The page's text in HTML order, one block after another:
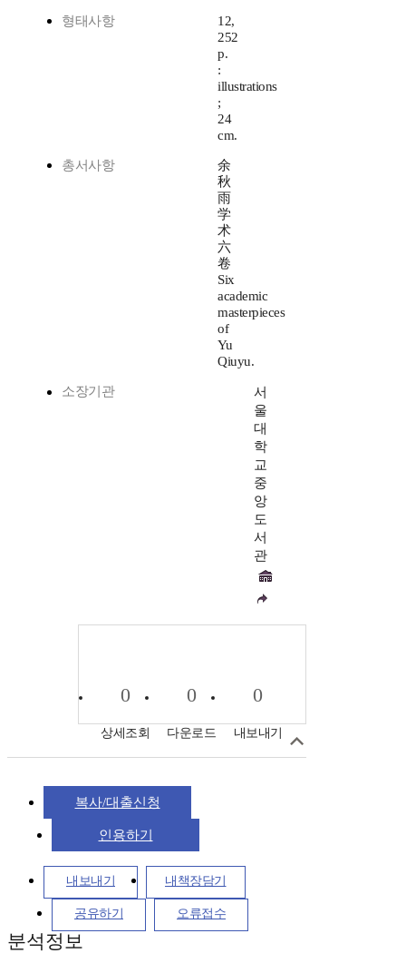
형태사항
12,
252
p.
:
illustrations
;
24
cm.
총서사항
余
秋
雨
学
术
六
卷
Six
academic
masterpieces
of
Yu
Qiuyu.
소장기관
서
울
대
학
교
중
앙
도
서
관
0
상세조회
0
다운로드
0
내보내기
복사/대출신청
인용하기
내보내기 내책장담기
공유하기 오류접수
분석정보